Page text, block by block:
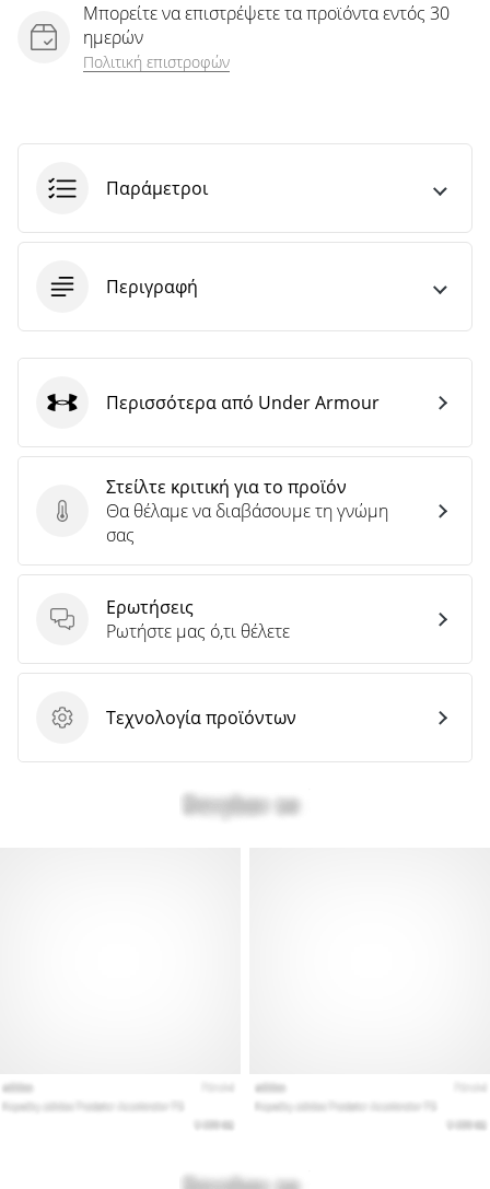
Μπορείτε να επιστρέψετε τα προϊόντα εντός 30
ημερών
Πολιτική επιστροφών
Παράμετροι
Περιγραφή
Στείλτε κριτική για το προϊόν
Στείλτε κριτική για το προϊόν
Θα θέλαμε να διαβάσουμε τη γνώμη
σας
Ερωτήσεις
Ερωτήσεις
Ρωτήστε μας ό,τι θέλετε
Τεχνολογία προϊόντων
Τεχνολογία προϊόντων
Under Armour
Περισσότερα από Under Armour